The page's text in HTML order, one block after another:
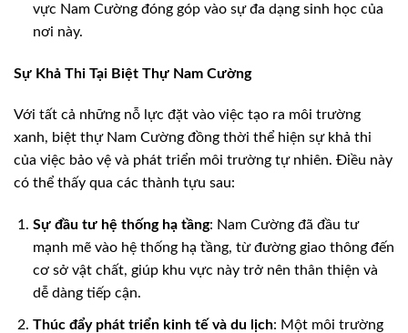
vực Nam Cường đóng góp vào sự đa dạng sinh học của
nơi này.
Sự Khả Thi Tại Biệt Thự Nam Cường
Với tất cả những nỗ lực đặt vào việc tạo ra môi trường
xanh, biệt thự Nam Cường đồng thời thể hiện sự khả thi
của việc bảo vệ và phát triển môi trường tự nhiên. Điều này
có thể thấy qua các thành tựu sau:
Sự đầu tư hệ thống hạ tầng: Nam Cường đã đầu tư
mạnh mẽ vào hệ thống hạ tầng, từ đường giao thông đến
cơ sở vật chất, giúp khu vực này trở nên thân thiện và
dễ dàng tiếp cận.
Thúc đẩy phát triển kinh tế và du lịch: Một môi trường